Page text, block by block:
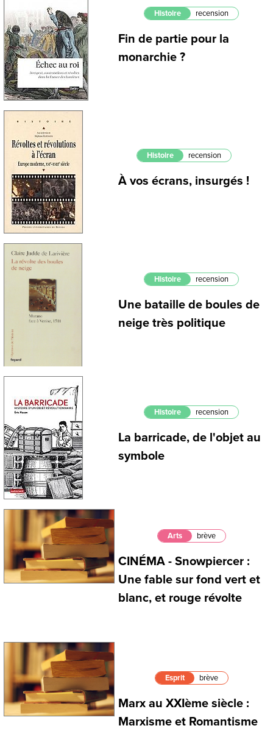
Histoire recension
Fin de partie pour la
monarchie ?
Histoire recension
À vos écrans, insurgés !
Histoire recension
Une bataille de boules de
neige très politique
Histoire recension
La barricade, de l'objet au
symbole
Arts brève
CINÉMA - Snowpiercer :
Une fable sur fond vert et
blanc, et rouge révolte
Esprit brève
Marx au XXIème siècle :
Marxisme et Romantisme